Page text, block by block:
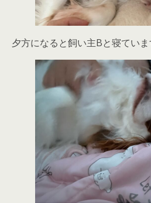
夕方になると飼い主Bと寝ていま